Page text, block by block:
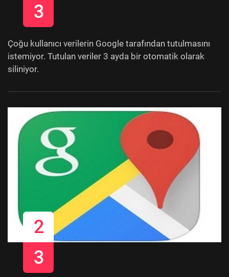
3
Çoğu kullanıcı verilerin Google tarafından tutulmasını
istemiyor. Tutulan veriler 3 ayda bir otomatik olarak
siliniyor.
2
3